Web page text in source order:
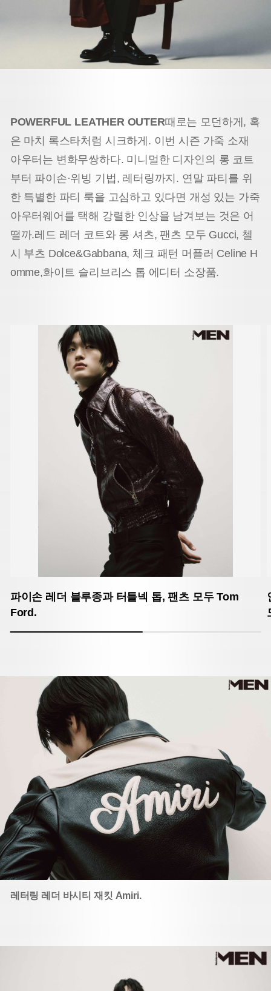
POWERFUL LEATHER OUTER때로는 모던하게, 혹
은 마치 록스타처럼 시크하게. 이번 시즌 가죽 소재
아우터는 변화무쌍하다. 미니멀한 디자인의 롱 코트
부터 파이손·위빙 기법, 레터링까지. 연말 파티를 위
한 특별한 파티 룩을 고심하고 있다면 개성 있는 가죽
아우터웨어를 택해 강렬한 인상을 남겨보는 것은 어
떨까.레드 레더 코트와 롱 셔츠, 팬츠 모두 Gucci, 첼
시 부츠 Dolce&Gabbana, 체크 패턴 머플러 Celine H
omme,화이트 슬리브리스 톱 에디터 소장품.
파이손 레더 블루종과 터틀넥 톱, 팬츠 모두 Tom
Ford.
레터링 레더 바시티 재킷 Amiri.